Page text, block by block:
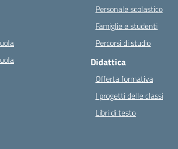
Personale scolastico
Famiglie e studenti
Percorsi di studio
Didattica
Offerta formativa
I progetti delle classi
Libri di testo